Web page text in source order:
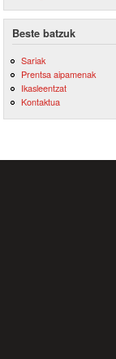
Beste batzuk
Sariak
Prentsa aipamenak
Ikasleentzat
Kontaktua